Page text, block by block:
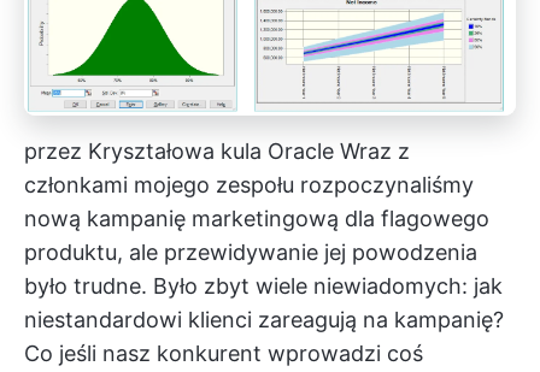
przez Kryształowa kula Oracle Wraz z
członkami mojego zespołu rozpoczynaliśmy
nową kampanię marketingową dla flagowego
produktu, ale przewidywanie jej powodzenia
było trudne. Było zbyt wiele niewiadomych: jak
niestandardowi klienci zareagują na kampanię?
Co jeśli nasz konkurent wprowadzi coś